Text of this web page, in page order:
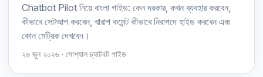
Chatbot Pilot নিয়ে বাংলা গাইড: কেন দরকার, কখন ব্যবহার করবেন,
কীভাবে সেটআপ করবেন, খারাপ কমেন্ট কীভাবে নিরাপদে হাইড করবেন এবং
কোন মেট্রিক দেখবেন।
২৬ জুন ২০২৬ · সোশ্যাল চ্যাটবট গাইড